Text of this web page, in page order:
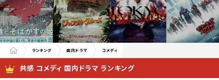
ランキング 国内ドラマ コメディ
共感 コメディ 国内ドラマ ランキング